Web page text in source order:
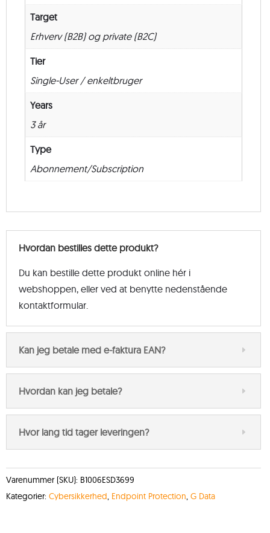
Target
Erhverv (B2B) og private (B2C)
Tier
Single-User / enkeltbruger
Years
3 år
Type
Abonnement/Subscription
Hvordan bestilles dette produkt?
Du kan bestille dette produkt online hér i
webshoppen, eller ved at benytte nedenstående
kontaktformular.
Kan jeg betale med e-faktura EAN?
Hvordan kan jeg betale?
Hvor lang tid tager leveringen?
Varenummer (SKU): B1006ESD3699
Kategorier: Cybersikkerhed, Endpoint Protection, G Data